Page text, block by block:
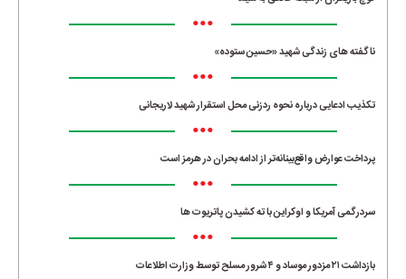
•••
ناگفته های زندگی شهید «حسین ستوده»
•••
تکذیب ادعایی درباره نحوه ردزنی محل استقرار شهید لاریجانی
•••
پرداخت عوارض واقع‌بینانه‌تر از ادامه بحران در هرمز است
•••
سردرگمی آمریکا و اوکراین با ته کشیدن پاتریوت ها
•••
بازداشت ۲۱ مزدور موساد و ۴ شرور مسلح توسط وزارت اطلاعات